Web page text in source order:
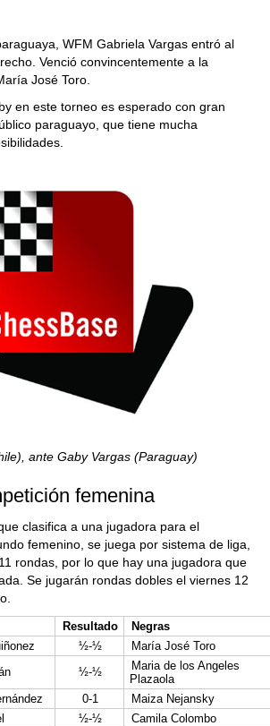
WFM Gabriela Vargas entró al
Venció convincentemente a la
José Toro.
en este torneo es esperado con gran
paraguayo, que tiene mucha
ante Gaby Vargas (Paraguay)
femenina
clasifica a una jugadora para el
femenino, se juega por sistema de liga,
rondas, por lo que hay una jugadora que
Se jugarán rondas dobles el viernes 12
Resultado
Negras
½-½
María José Toro
½-½
Maria de los Angeles
Plazaola
0-1
Maiza Nejansky
½-½
Camila Colombo